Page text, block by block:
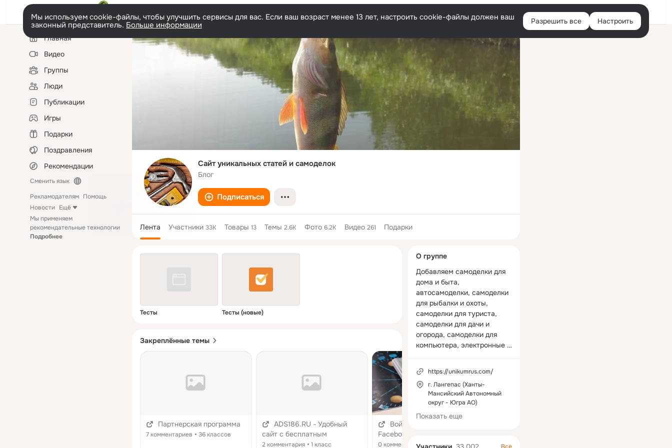
Войти
Мы используем cookie-файлы, чтобы улучшить сервисы для вас. Если ваш возраст менее 13 лет, настроить cookie-файлы должен ваш
законный представитель. Больше информации Разрешить все Настроить
Левая
колонкаГлавная
Видео
Группы
Люди
Публикации
Игры
Подарки
Поздравления
Рекомендации
Сменить язык
Рекламодателям Помощь
Новости Ещё
Мы применяем
рекомендательные технологии
Подробнее
Cайт уникальных статей и самоделок
Блог
Подписаться
Лента Участники 33K Товары 13 Темы 2.6K Фото 6.2K Видео 261 Подарки
Тесты Тесты (новые)
Закреплённые темы
Партнерская программа
7 комментариев 36 классов
ADS186.RU - Удобный
сайт с бесплатным
размещением объявлений
2 комментария 1 класс
Войдите на Facebook |
Facebook
0 комментариев 2 класса
колонка
О группе
Добавляем самоделки для
дома и быта,
автосамоделки, самоделки
для рыбалки и охоты,
самоделки для туриста,
самоделки для дачи и
огорода, самоделки для
компьютера, электронные
рукоделие, самоделки из
различных материалов,
мебель для изготовления
своими руками,
строительство и ремонт,
альтернативная энергетика,
https://unikumrus.com/
г. Лангепас (Ханты-
Мансийский Автономный
округ - Югра АО)
Показать еще